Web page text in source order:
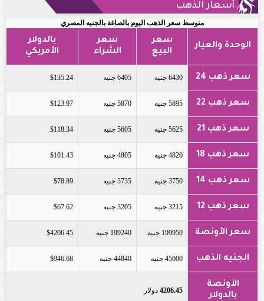
أسعار الذهب
متوسط سعر الذهب اليوم بالصاغة بالجنيه المصري
الوحدة والعيار
سعر
البيع
سعر
الشراء
بالدولار
الأمريكي
سعر ذهب 24 6430 جنيه 6405 جنيه $135.24
سعر ذهب 22 5895 جنيه 5870 جنيه $123.97
سعر ذهب 21 5625 جنيه 5605 جنيه $118.34
سعر ذهب 18 4820 جنيه 4805 جنيه $101.43
سعر ذهب 14 3750 جنيه 3735 جنيه $78.89
سعر ذهب 12 3215 جنيه 3205 جنيه $67.62
سعر الأونصة 199950 جنيه 199240 جنيه $4206.45
الجنيه الذهب 45000 جنيه 44840 جنيه $946.68
الأونصة
بالدولار
4206.45 دولار